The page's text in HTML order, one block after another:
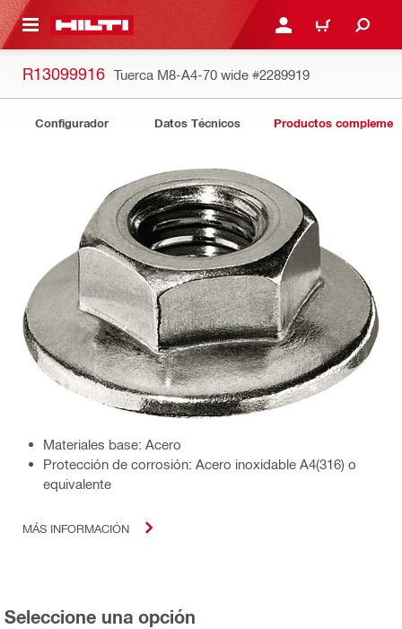
PRINCIPAL INICIE SESIÓN O
CARRITO
R13099916 Tuerca M8-A4-70 wide #2289919
Configurador Datos Técnicos Productos
Materiales base: Acero
Protección de corrosión: Acero inoxidable A4(316) o
equivalente
MÁS INFORMACIÓN
Seleccione una opción